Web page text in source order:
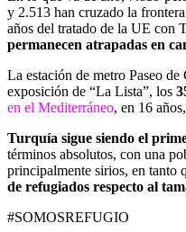
y 2.513 han cruzado la
años del tratado de la UE con
permanecen atrapadas en
La estación de metro Paseo
exposición de “La Lista”, los
en el Mediterráneo, en 16
Turquía sigue siendo el
términos absolutos, con una
principalmente sirios, en tanto
de refugiados respecto al
#SOMOSREFUGIO